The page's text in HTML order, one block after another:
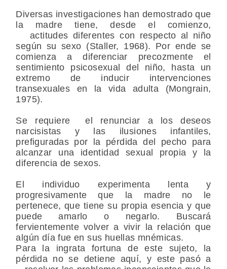
Diversas investigaciones han demostrado que
la madre tiene, desde el comienzo,
actitudes diferentes con respecto al niño
según su sexo (Staller, 1968). Por ende se
comienza a diferenciar precozmente el
sentimiento psicosexual del niño, hasta un
extremo de inducir intervenciones
transexuales en la vida adulta (Mongrain,
1975).
Se requiere el renunciar a los deseos
narcisistas y las ilusiones infantiles,
prefiguradas por la pérdida del pecho para
alcanzar una identidad sexual propia y la
diferencia de sexos.
El individuo experimenta lenta y
progresivamente que la madre no le
pertenece, que tiene su propia esencia y que
puede amarlo o negarlo. Buscará
fervientemente volver a vivir la relación que
algún día fue en sus huellas mnémicas.
Para la ingrata fortuna de este sujeto, la
pérdida no se detiene aquí, y este pasó a